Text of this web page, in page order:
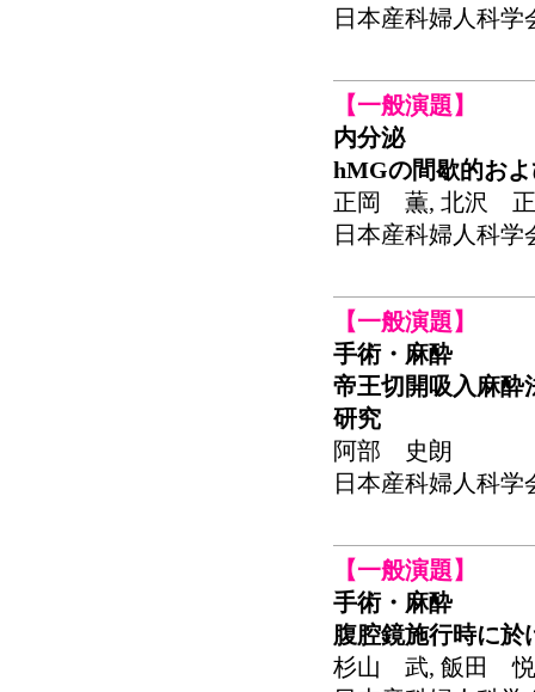
日本産科婦人科学
【一般演題】
内分泌
hMGの間歇的お
正岡 薫, 北沢
日本産科婦人科学
【一般演題】
手術・麻酔
帝王切開吸入麻酔
研究
阿部 史朗
日本産科婦人科学
【一般演題】
手術・麻酔
腹腔鏡施行時に於
杉山 武, 飯田